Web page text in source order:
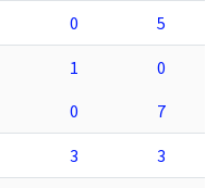
0 5
1
0
0 7
3 3